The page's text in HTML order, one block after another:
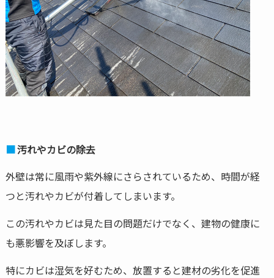
汚れやカビの除去
外壁は常に風雨や紫外線にさらされているため、時間が経
つと汚れやカビが付着してしまいます。
この汚れやカビは見た目の問題だけでなく、建物の健康に
も悪影響を及ぼします。
特にカビは湿気を好むため、放置すると建材の劣化を促進